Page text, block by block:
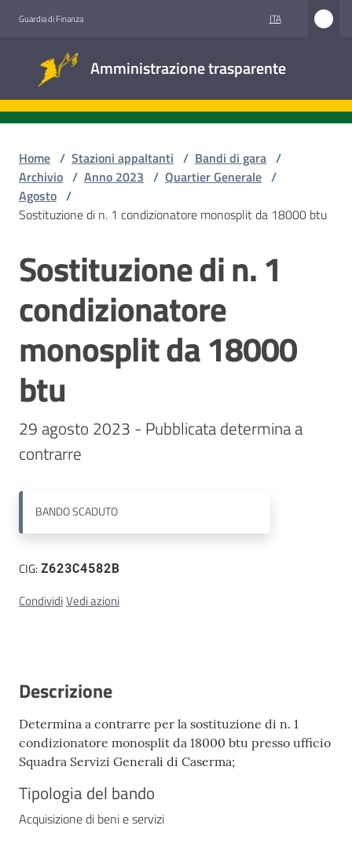
Guardia di Finanza ITA
Amministrazione trasparente
trasparente
Accesso
Stazioni
appaltanti
Contatti
Home / Stazioni appaltanti / Bandi di gara /
Archivio / Anno 2023 / Quartier Generale /
Agosto /
Sostituzione di n. 1 condizionatore monosplit da 18000 btu
Salta al contenuto
Sostituzione di n. 1
condizionatore
monosplit da 18000
btu
29 agosto 2023 - Pubblicata determina a
contrarre
BANDOSCADUTO
CIG:Z623C4582B
CondividiVedi azioni
Descrizione
Determina a contrarre per la sostituzione di n. 1
condizionatore monosplit da 18000 btu presso ufficio
Squadra Servizi Generali di Caserma;
Tipologia del bando
Acquisizione di beni e servizi